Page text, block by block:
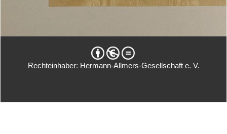
Rechteinhaber: Hermann-Allmers-Gesellschaft e. V.